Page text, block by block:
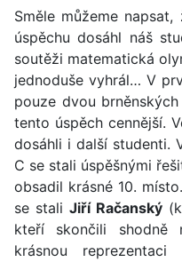
Směle můžeme
úspěchu dosáhl náš
soutěži matematická
jednoduše vyhrál… V
pouze dvou
tento úspěch cennější.
dosáhli i další studenti.
C se stali úspěšnými
obsadil krásné 10.
se stali Jiří Račanský
kteří skončili shodně
krásnou